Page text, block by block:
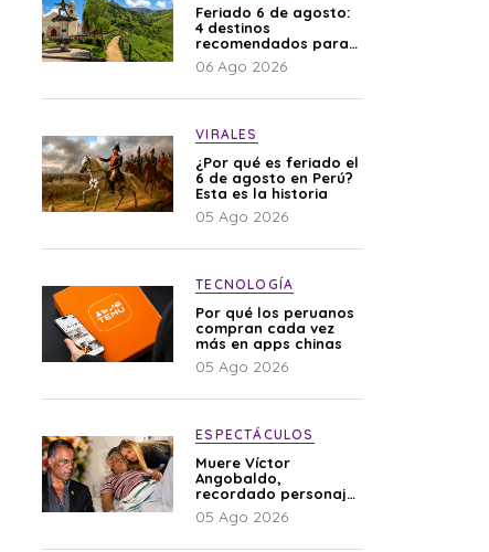
Feriado 6 de agosto:
4 destinos
recomendados para
disfrutar el descanso
06 Ago 2026
VIRALES
¿Por qué es feriado el
6 de agosto en Perú?
Esta es la historia
05 Ago 2026
TECNOLOGÍA
Por qué los peruanos
compran cada vez
más en apps chinas
05 Ago 2026
ESPECTÁCULOS
Muere Víctor
Angobaldo,
recordado personaje
de la farándula y
expareja de Shirley
05 Ago 2026